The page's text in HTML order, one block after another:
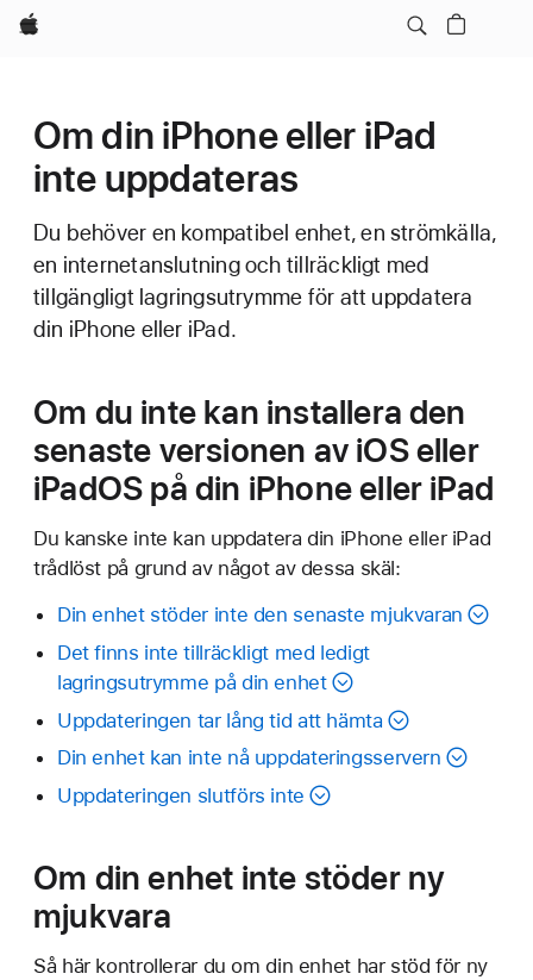
Apple
Om din iPhone eller iPad
inte uppdateras
Du behöver en kompatibel enhet, en strömkälla,
en internetanslutning och tillräckligt med
tillgängligt lagringsutrymme för att uppdatera
din iPhone eller iPad.
Om du inte kan installera den
senaste versionen av iOS eller
iPadOS på din iPhone eller iPad
Du kanske inte kan uppdatera din iPhone eller iPad
trådlöst på grund av något av dessa skäl:
Din enhet stöder inte den senaste mjukvaran
Det finns inte tillräckligt med ledigt
lagringsutrymme på din enhet
Uppdateringen tar lång tid att hämta
Din enhet kan inte nå uppdateringsservern
Uppdateringen slutförs inte
Om din enhet inte stöder ny
mjukvara
Så här kontrollerar du om din enhet har stöd för ny